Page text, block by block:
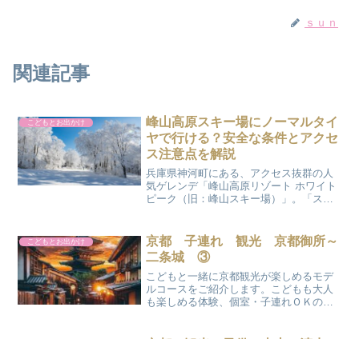
ｓｕｎ
関連記事
こどもとお出かけ
峰山高原スキー場にノーマルタイ
ヤで行ける？安全な条件とアクセ
ス注意点を解説
兵庫県神河町にある、アクセス抜群の人
気ゲレンデ「峰山高原リゾート ホワイト
ピーク（旧：峰山スキー場）」。「スタ
る？」と不安になっていませんか？結論
から言うと、「しばらく雪...
こどもとお出かけ
京都 子連れ 観光 京都御所～
二条城 ③
こどもと一緒に京都観光が楽しめるモデ
ルコースをご紹介します。こどもも大人
も楽しめる体験、個室・子連れＯＫのお